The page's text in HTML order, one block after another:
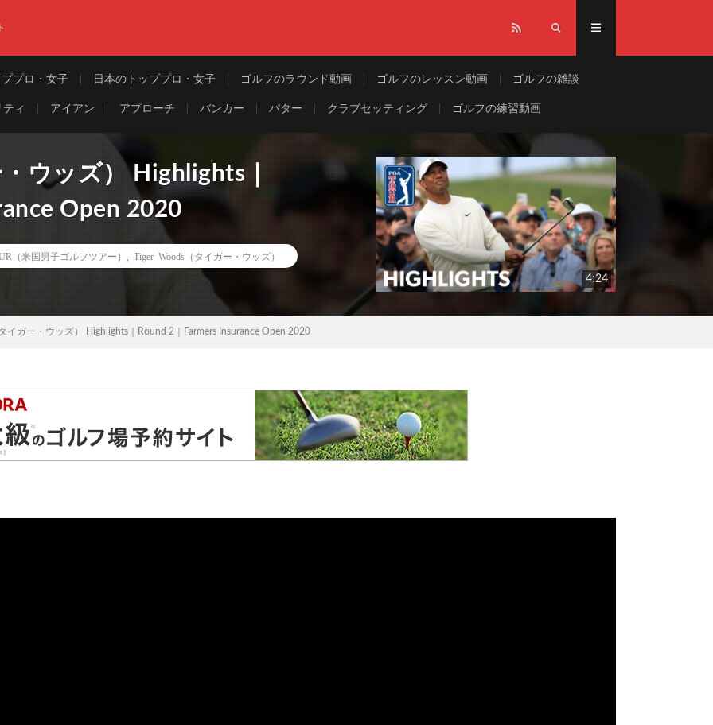
プロ・女子 日本のトッププロ・女子 ゴルフのラウンド動画 ゴルフのレッスン動画 ゴルフの雑談
ィ アイアン アプローチ バンカー パター クラブセッティング ゴルフの練習動画
ウッズ） Highlights｜
Open 2020
（米国男子ゴルフツアー） Tiger Woods（タイガー・ウッズ）
4:24
イガー・ウッズ） Highlights｜Round 2｜Farmers Insurance Open 2020